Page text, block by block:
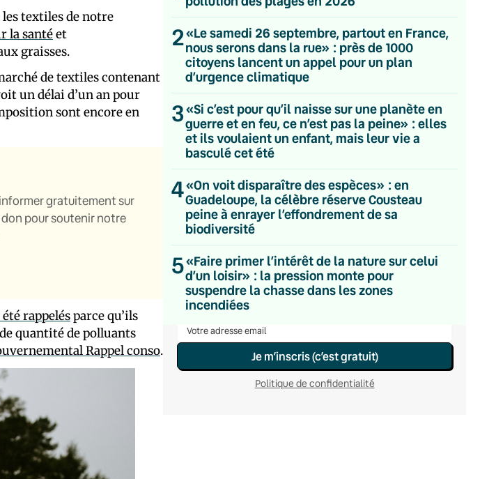
les textiles de notre
la santéet
graisses.
de textiles contenant
un délai d’un an pour
sont encore en
gratuitement sur
don pour soutenir notre
rappelésparce qu’ils
quantité de polluants
Rappel conso.
2«Le samedi 26 septembre, partout en France,
nous serons dans la rue» : près de 1000
citoyens lancent un appel pour un plan
d’urgence climatique
3«Si c’est pour qu’il naisse sur une planète en
guerre et en feu, ce n’est pas la peine» : elles
et ils voulaient un enfant, mais leur vie a
basculé cet été
4«On voit disparaître des espèces» : en
Guadeloupe, la célèbre réserve Cousteau
peine à enrayer l’effondrement de sa
biodiversité
5«Faire primer l’intérêt de la nature sur celui
d’un loisir» : la pression monte pour
suspendre la chasse dans les zones
incendiées
💌 Inscrivez-vous à nos newsletters
Quotidienne
Du lundi au vendredi
Hebdomadaire
Le samedi
Chaleurs Actuelles
Une fois par mois
C’était Mieux Après
Occasionnelle
Je m’inscris (c’est gratuit)
Politique de confidentialité